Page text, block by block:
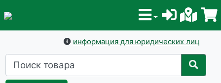
информация для юридических лиц